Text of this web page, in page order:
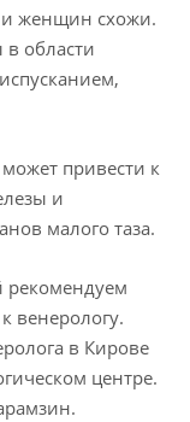
женщин схожи.
в области
привести к
и
малого таза.
рекомендуем
венерологу.
в Кирове
центре.